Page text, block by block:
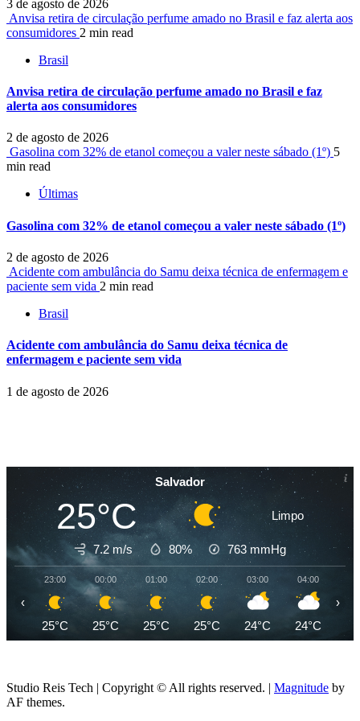
3 de agosto de 2026
Anvisa retira de circulação perfume amado no Brasil e faz alerta aos
consumidores 2 min read
Brasil
Anvisa retira de circulação perfume amado no Brasil e faz
alerta aos consumidores
2 de agosto de 2026
Gasolina com 32% de etanol começou a valer neste sábado (1º) 5
min read
Últimas
Gasolina com 32% de etanol começou a valer neste sábado (1º)
2 de agosto de 2026
Acidente com ambulância do Samu deixa técnica de enfermagem e
paciente sem vida 2 min read
Brasil
Acidente com ambulância do Samu deixa técnica de
enfermagem e paciente sem vida
1 de agosto de 2026
Salvador
25°C Limpo
7.2 m/s 80% 763 mmHg
23:00
25°C
00:00
25°C
01:00
25°C
02:00
25°C
03:00
24°C
04:00
24°C
‹ ›
Studio Reis Tech | Copyright © All rights reserved. | Magnitude by
AF themes.